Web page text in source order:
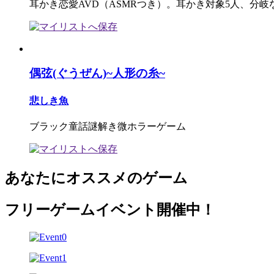
耳かき恋愛AVD（ASMRつき）。耳かき対象5人、分岐
偶弦(ぐうぜん)~人形の糸~
悲しき魚
ブラック童話謎解き微ホラーゲーム
あなたにオススメのゲーム
フリーゲームイベント開催中！